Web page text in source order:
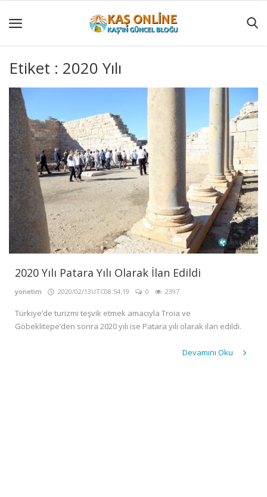
GÜNCEL
YÖRESEL
HABERLER
AKTİVİTELER
KÖŞE
YAZILARI
KAŞ
GEZİ
REHBERİ
GALERİ
İLETİŞİM
GİRİŞ
Etiket : 2020 Yılı
2020 Yılı Patara Yılı Olarak İlan Edildi
yonetim 2020/02/13UTC08:54:19 0 2397
Türkiye’de turizmi teşvik etmek amacıyla Troia ve
Göbeklitepe’den sonra 2020 yılı ise Patara yılı olarak ilan edildi.
Devamını Oku